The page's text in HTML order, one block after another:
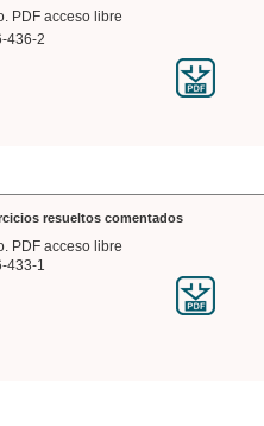
PDF acceso libre
436-2
resueltos comentados
PDF acceso libre
433-1